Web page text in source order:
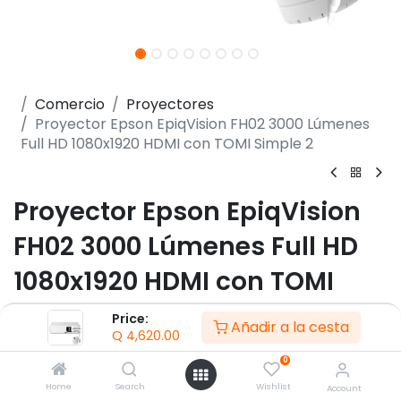
Price:
Q 4,620.00 Añadir a la cesta
Home Search
0
Wishlist Account
Comercio
Proyectores
Proyector Epson EpiqVision FH02 3000 Lúmenes
Full HD 1080x1920 HDMI con TOMI Simple 2
Proyector Epson EpiqVision
FH02 3000 Lúmenes Full HD
1080x1920 HDMI con TOMI
Simple 2
(0 reseña)
- Método de proyección: frontal / trasero / techo